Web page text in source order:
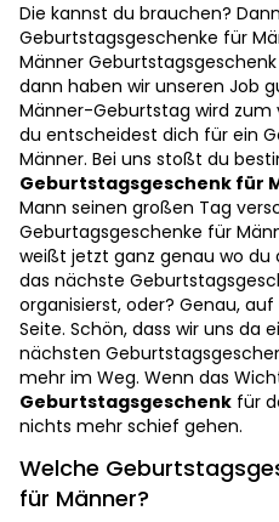
Die kannst du brauchen?
Geburtstagsgeschenke für
Männer
dann haben wir unseren Job
Männer-Geburtstag wird zum
du entscheidest dich für ein
Männer. Bei uns stoßt du
Geburtstagsgeschenk für
Mann seinen großen Tag
Geburtagsgeschenke für
weißt jetzt ganz genau wo du
das nächste
organisierst, oder? Genau,
Seite. Schön, dass wir uns da
nächsten
mehr im Weg. Wenn das
Geburtstagsgeschenk für
nichts mehr schief gehen.
Welche
für Männer?